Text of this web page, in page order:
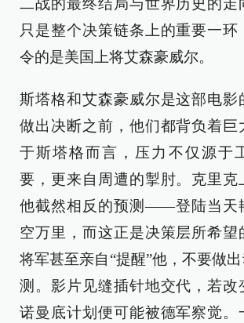
二战的最终结局与世界历史的走
只是整个决策链条上的重要一环
令的是美国上将艾森豪威尔。
斯塔格和艾森豪威尔是这部电影
做出决断之前，他们都背负着巨
于斯塔格而言，压力不仅源于
要，更来自周遭的掣肘。克里克
他截然相反的预测——登陆当天
空万里，而这正是决策层所希望
将军甚至亲自“提醒”他，不要做
测。影片见缝插针地交代，若改
诺曼底计划便可能被德军察觉。